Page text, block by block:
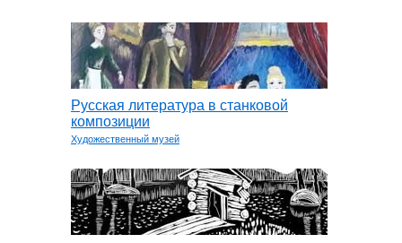
Русская литература в станковой
композиции
Художественный музей